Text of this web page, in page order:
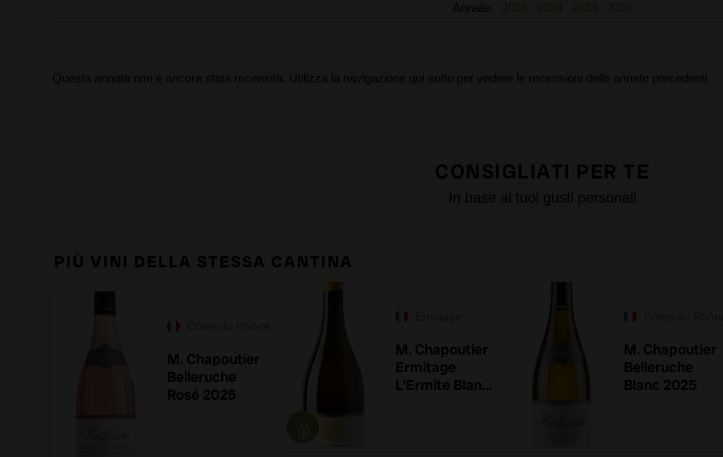
Annate:
Questa annata non è ancora stata recensita. Utilizza la navigazione qui sotto per vedere le recensioni delle annate precedenti.
CONSIGLIATI PER TE
In base ai tuoi gusti personali
PIÙ VINI DELLA STESSA CANTINA
M. Chapoutier
Belleruche
Rosé 2025
M. Chapoutier
Ermitage
L'Ermite Blanc
M. Chapoutier
Belleruche
Blanc 2025